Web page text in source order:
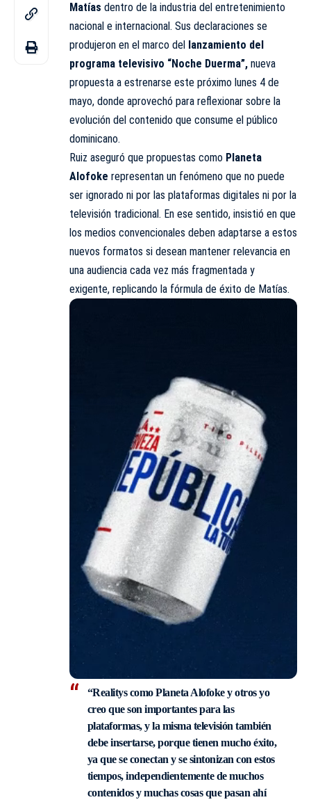
Matías dentro de la industria del entretenimiento
nacional e internacional. Sus declaraciones se
produjeron en el marco del lanzamiento del
programa televisivo “Noche Duerma”, nueva
propuesta a estrenarse este próximo lunes 4 de
mayo, donde aprovechó para reflexionar sobre la
evolución del contenido que consume el público
dominicano.
Ruiz aseguró que propuestas como Planeta
Alofoke representan un fenómeno que no puede
ser ignorado ni por las plataformas digitales ni por la
televisión tradicional. En ese sentido, insistió en que
los medios convencionales deben adaptarse a estos
nuevos formatos si desean mantener relevancia en
una audiencia cada vez más fragmentada y
exigente, replicando la fórmula de éxito de Matías.
“Realitys como Planeta Alofoke y otros yo
creo que son importantes para las
plataformas, y la misma televisión también
debe insertarse, porque tienen mucho éxito,
ya que se conectan y se sintonizan con estos
tiempos, independientemente de muchos
contenidos y muchas cosas que pasan ahí